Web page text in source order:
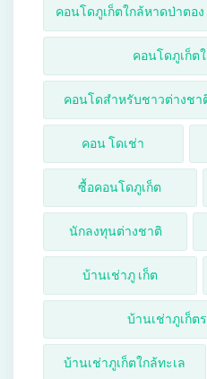
คอนโดภูเก็ตใกล้หาดป่าตอง
คอนโดภูเก็ต
คอนโดสำหรับชาวต่างชา
คอน โดเช่า
ซื้อคอนโดภูเก็ต
นักลงทุนต่างชาติ
บ้านเช่าภู เก็ต
บ้านเช่าภูเก็ต
บ้านเช่าภูเก็ตใกล้ทะเล